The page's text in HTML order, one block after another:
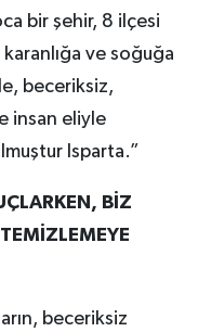
bir şehir, 8 ilçesi
ve soğuğa
beceriksiz,
insan eliyle
Isparta.”
BİZ
beceriksiz